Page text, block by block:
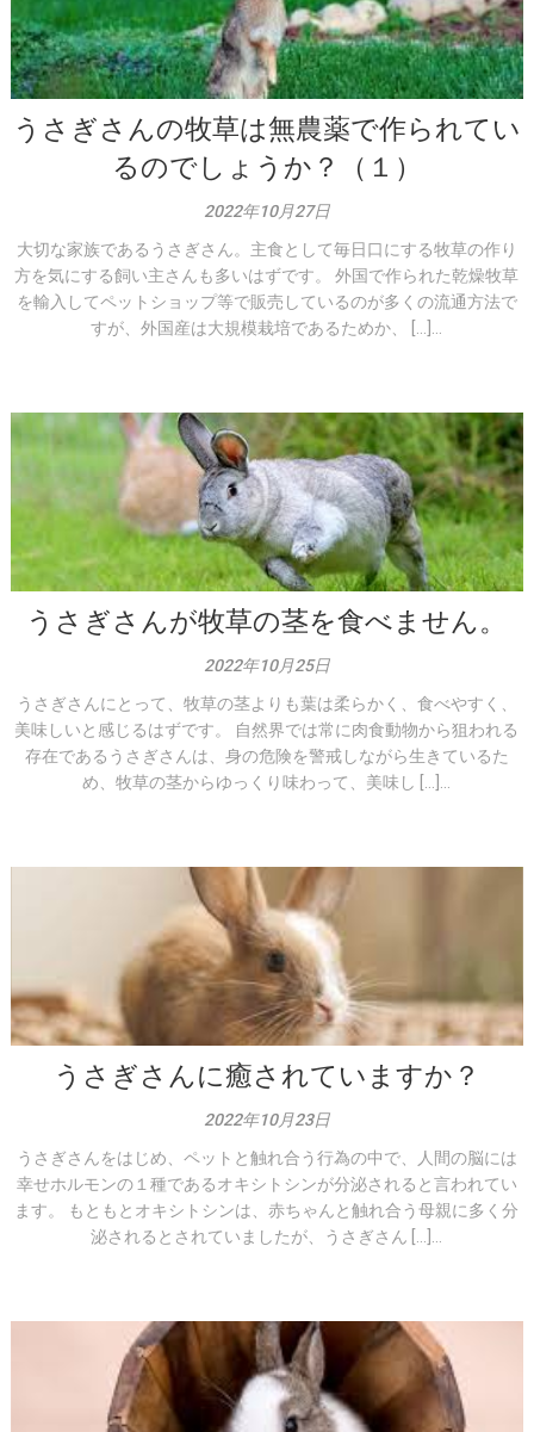
うさぎさんの牧草は無農薬で作られてい
るのでしょうか？（１）
2022年10月27日
大切な家族であるうさぎさん。主食として毎日口にする牧草の作り
方を気にする飼い主さんも多いはずです。 外国で作られた乾燥牧草
を輸入してペットショップ等で販売しているのが多くの流通方法で
すが、外国産は大規模栽培であるためか、 […]...
うさぎさんが牧草の茎を食べません。
2022年10月25日
うさぎさんにとって、牧草の茎よりも葉は柔らかく、食べやすく、
美味しいと感じるはずです。 自然界では常に肉食動物から狙われる
存在であるうさぎさんは、身の危険を警戒しながら生きているた
め、牧草の茎からゆっくり味わって、美味し […]...
うさぎさんに癒されていますか？
2022年10月23日
うさぎさんをはじめ、ペットと触れ合う行為の中で、人間の脳には
幸せホルモンの１種であるオキシトシンが分泌されると言われてい
ます。 もともとオキシトシンは、赤ちゃんと触れ合う母親に多く分
泌されるとされていましたが、うさぎさん […]...